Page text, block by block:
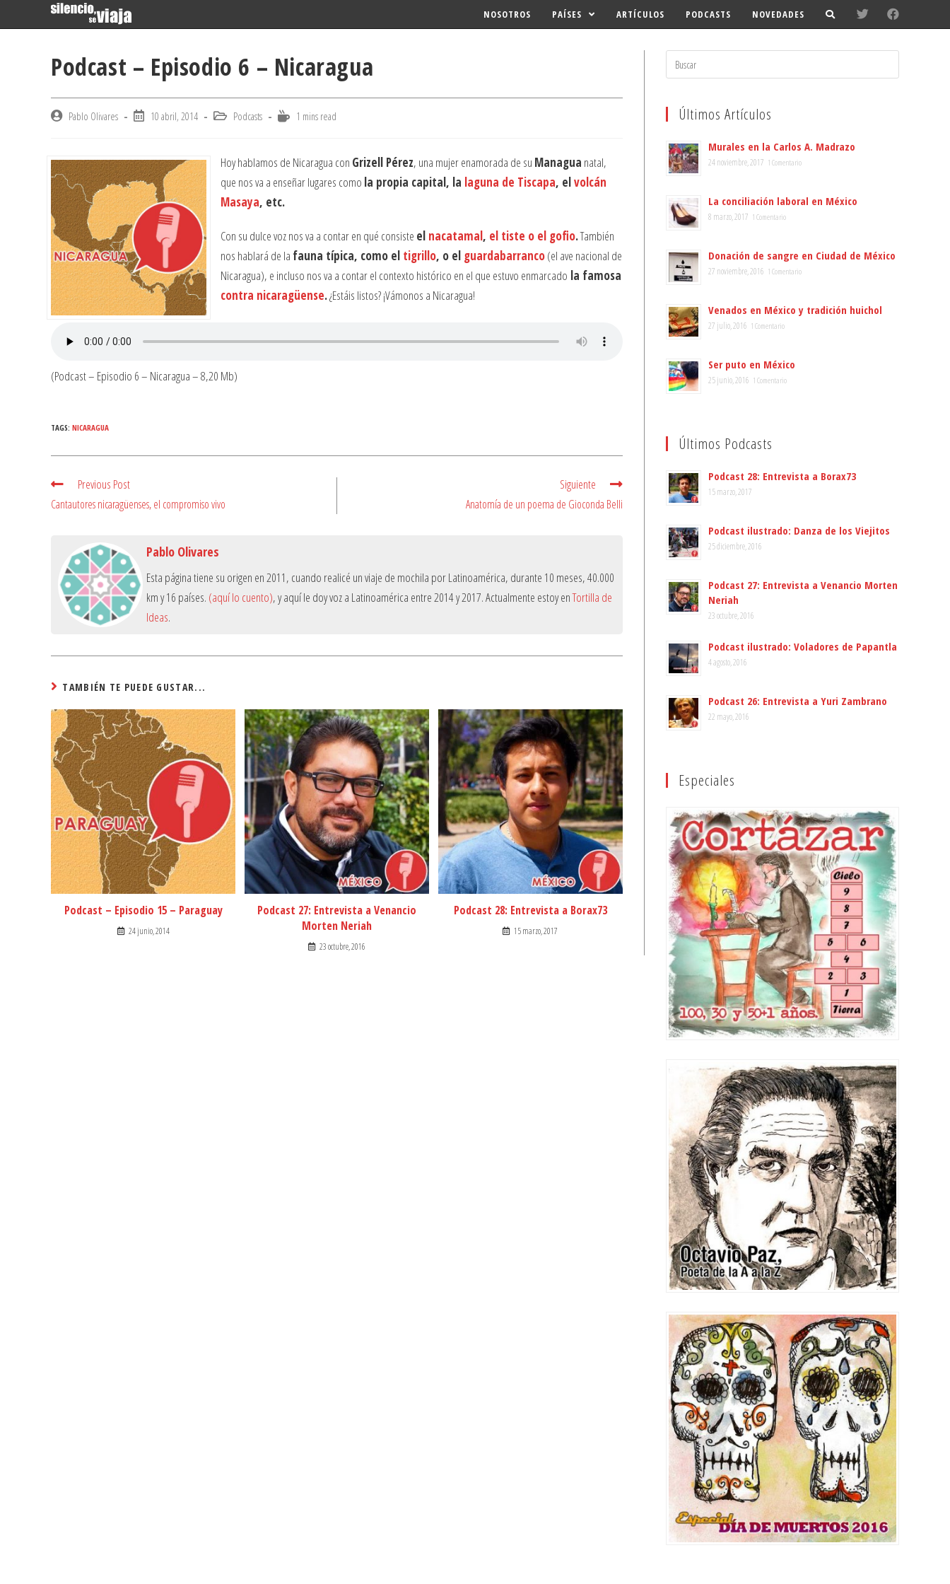
NOSOTROS PAÍSES ARTÍCULOS PODCASTS NOVEDADES
Podcast – Episodio 6 – Nicaragua
Post Pablo Olivares
Post 10 abril, 2014
Post Podcasts
Reading1 mins read
Hoy hablamos de Nicaragua con Grizell Pérez, una mujer enamorada de su Managua natal,
que nos va a enseñar lugares como la propia capital, la laguna de Tiscapa, elvolcán
Masaya, etc.
Con su dulce voz nos va a contar en qué consiste el nacatamal, el tiste o el gofio.También
nos hablará de la fauna típica, como el tigrillo, o el guardabarranco(el ave nacional de
Nicaragua), e incluso nos va a contar el contexto histórico en el que estuvo enmarcado la famosa
contra nicaragüense.¿Estáis listos? ¡Vámonos a Nicaragua!
(Podcast – Episodio 6 – Nicaragua – 8,20 Mb)
TAGS: NICARAGUA
Read
more
articles
Previous Post
Cantautores nicaragüenses, el compromiso vivo
Siguiente
Anatomía de un poema de Gioconda Belli
Pablo Olivares
Esta página tiene su origen en 2011, cuando realicé un viaje de mochila por Latinoamérica, durante 10 meses, 40.000
km y 16 países. (aquí lo cuento), y aquí le doy voz a Latinoamérica entre 2014 y 2017. Actualmente estoy enTortilla de
Ideas.
TAMBIÉN TE PUEDE GUSTAR...
Podcast – Episodio 15 – Paraguay
24 junio, 2014
Podcast 27: Entrevista a Venancio
Morten Neriah
23 octubre, 2016
Podcast 28: Entrevista a Borax73
15 marzo, 2017
Search
Últimos Artículos
Murales en la Carlos A. Madrazo
24 noviembre, 2017 1 Comentario
La conciliación laboral en México
8 marzo, 2017 1 Comentario
Donación de sangre en Ciudad de México
27 noviembre, 2016 1 Comentario
Venados en México y tradición huichol
27 julio, 2016 1 Comentario
Ser puto en México
25 junio, 2016 1 Comentario
Últimos Podcasts
Podcast 28: Entrevista a Borax73
15 marzo, 2017
Podcast ilustrado: Danza de los Viejitos
25 diciembre, 2016
Podcast 27: Entrevista a Venancio Morten
Neriah
23 octubre, 2016
Podcast ilustrado: Voladores de Papantla
4 agosto, 2016
Podcast 26: Entrevista a Yuri Zambrano
22 mayo, 2016
Especiales